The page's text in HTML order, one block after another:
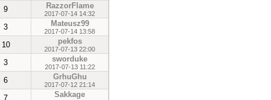
9 RazzorFlame
2017-07-14 14:32
3 Mateusz99
2017-07-14 13:58
10 pekfos
2017-07-13 22:00
3 sworduke
2017-07-13 11:22
6 GrhuGhu
2017-07-12 21:14
7 Sakkage